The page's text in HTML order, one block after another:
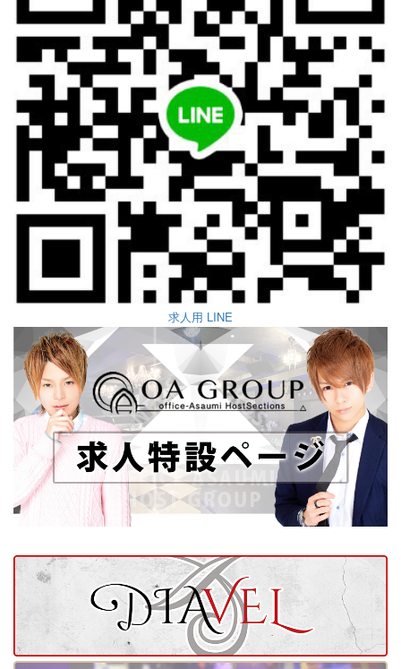
求人用 LINE